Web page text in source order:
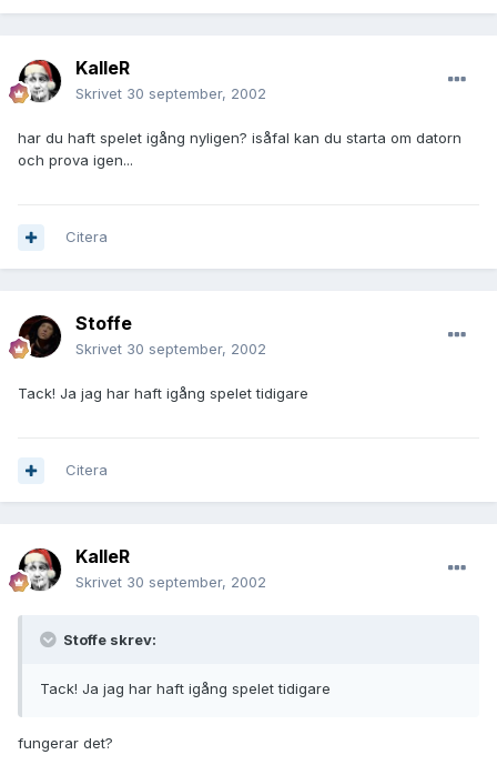
KalleR
Skrivet 30 september, 2002
har du haft spelet igång nyligen? isåfal kan du starta om datorn
och prova igen...
Citera
Stoffe
Skrivet 30 september, 2002
Tack! Ja jag har haft igång spelet tidigare
Citera
KalleR
Skrivet 30 september, 2002
Stoffe skrev:
Tack! Ja jag har haft igång spelet tidigare
fungerar det?